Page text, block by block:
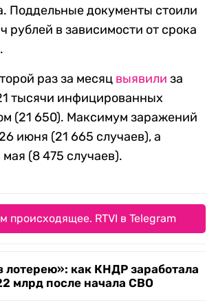
Поддельные документы стоили
рублей в зависимости от срока
раз за месяц выявили за
тысячи инфицированных
(21 650). Максимум заражений
июня (21 665 случаев), а
(8 475 случаев).
происходящее. RTVI в Telegram
как КНДР заработала
млрд после начала СВО